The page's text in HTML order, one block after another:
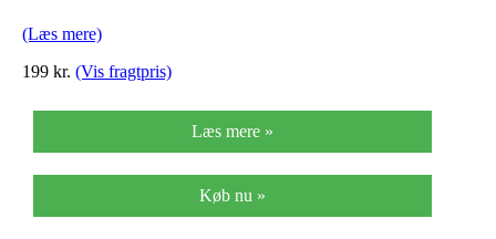
varm grå
(l14xb7xh5
cm)
(Læs mere)
199 kr. (Vis fragtpris)
Læs mere »
Køb nu »